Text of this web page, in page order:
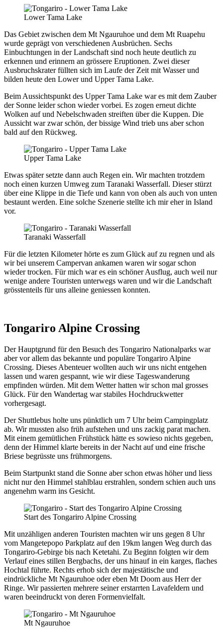
Lower Tama Lake
Das Gebiet zwischen dem Mt Ngauruhoe und dem Mt Ruapehu
wurde geprägt von verschiedenen Ausbrüchen. Sechs
Einbuchtungen in der Landschaft sind noch heute deutlich zu
erkennen und erinnern an grössere Eruptionen. Zwei dieser
Ausbruchskrater füllten sich im Laufe der Zeit mit Wasser und
bilden heute den Lower und Upper Tama Lake.
Beim Aussichtspunkt des Upper Tama Lake war es mit dem Zauber
der Sonne leider schon wieder vorbei. Es zogen erneut dichte
Wolken auf und Nebelschwaden streiften über die Kuppen. Die
Aussicht war zwar schön, der bissige Wind trieb uns aber schon
bald auf den Rückweg.
Upper Tama Lake
Etwas später setzte dann auch Regen ein. Wir machten trotzdem
noch einen kurzen Umweg zum Taranaki Wasserfall. Dieser stürzt
über eine Klippe in die Tiefe und kann von oben als auch von unten
bestaunt werden. Eine solche Szenerie stellte ich mir eher in Island
vor.
Taranaki Wasserfall
Für die letzten Kilometer hörte es zum Glück auf zu regnen und als
wir bei unserem Campervan ankamen waren wir sogar schon
wieder trocken. Für mich war es ein schöner Ausflug, auch weil nur
wenige andere Touristen unterwegs waren und wir die Landschaft
grösstenteils für uns alleine geniessen konnten.
Tongariro Alpine Crossing
Der Hauptgrund für den Besuch des Tongariro Nationalparks war
aber vor allem das bekannte und populäre Tongariro Alpine
Crossing. Dieses Abenteuer wollten auch wir uns nicht entgehen
lassen und waren gespannt, wie wir diese Tageswanderung
empfinden würden. Mit dem Wetter hatten wir schon mal grosses
Glück. Für den Wandertag war stabiles Hochdruckwetter
vorhergesagt.
Der Shuttlebus holte uns pünktlich um 7 Uhr beim Campingplatz
ab. Wir mussten also früh aufstehen und uns zackig parat machen.
Mit einem gemütlichen Frühstück hätte es sowieso nichts gegeben,
denn der Himmel klarte bereits in der Nacht auf und eine frische
Briese begrüsste uns frühmorgens.
Beim Startpunkt stand die Sonne aber schon etwas höher und liess
nicht nur den Himmel stahlblau erstrahlen, sondern schien auch uns
angenehm warm ins Gesicht.
Start des Tongariro Alpine Crossing
Mit unzähligen anderen Touristen machten wir uns gegen 8 Uhr
vom Mangetepopo Parkplatz auf den 19km langen Weg durch das
Tongariro-Gebirge bis nach Ketetahi. Zu Beginn folgten wir dem
Verlauf eines stillen Bergbachs, der uns hinauf in ein karges, flaches
Hochtal führte. Rechts erhob sich der majestätische und
eindrückliche Mt Ngauruhoe oder eben Mt Doom aus Herr der
Ringe. Wir passierten mehrere seiner erstarrten Lavafeldern und
waren beeindruckt von deren Formenvielfalt.
Mt Ngauruhoe